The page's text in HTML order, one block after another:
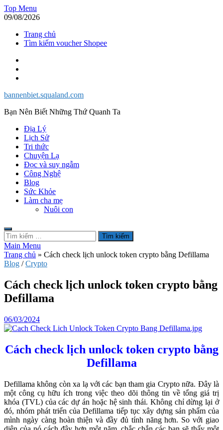
Skip
to
Top Menu
09/08/2026
Trang chủ
Tìm kiếm voucher Shopee
bannenbiet.squaland.com
Bạn Nên Biết Những Thứ Quanh Ta
Địa Lý
Lịch Sử
Tri thức
Chuyện Lạ
Đọc và suy ngẫm
Công Nghệ
Blog
Sức Khỏe
Làm cha mẹ
Nuôi con
Tìm
kiếm
cho:
Main Menu
Trang chủ » Cách check lịch unlock token crypto bằng Defillama
Blog /Crypto
Cách check lịch unlock token crypto bằng
Defillama
06/03/2024
Cách check lịch unlock token crypto bằng
Defillama
Defillama không còn xa lạ với các bạn tham gia Crypto nữa. Đây là
một công cụ hữu ích trong việc theo dõi thông tin về tổng giá trị
khóa (TVL) của các dự án hoặc hệ sinh thái. Không chỉ dừng lại ở
đó, nhóm phát triển của Defillama tiếp tục xây dựng sản phẩm của
mình ngày càng hoàn thiện và đầy đủ tính năng hơn. So với giao